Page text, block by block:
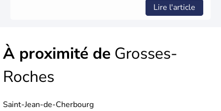
Lire l'article
À proximité de Grosses-
Roches
Saint-Jean-de-Cherbourg